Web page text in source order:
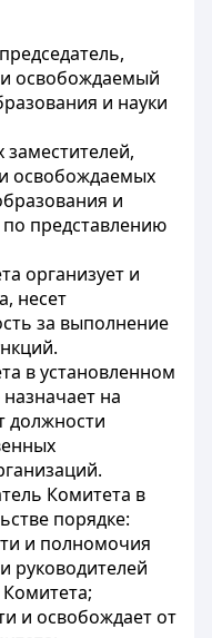
освобождаемый
и науки
заместителей,
освобождаемых
и
по представлению
организует и
несет
за выполнение
в установленном
на
должности
Комитета в
порядке:
и полномочия
руководителей
и освобождает от